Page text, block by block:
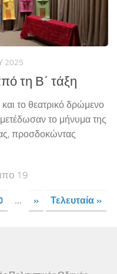
2025
τη Β΄ τάξη
το θεατρικό δρώμενο
το μήνυμα της
προσδοκώντας
19
... » Τελευταία »